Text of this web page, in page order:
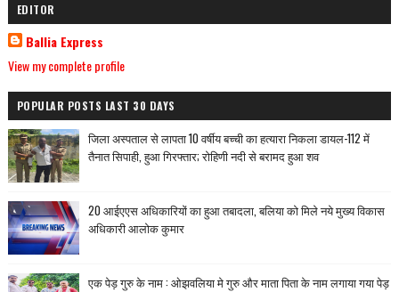
EDITOR
Ballia Express
View my complete profile
POPULAR POSTS LAST 30 DAYS
जिला अस्पताल से लापता 10 वर्षीय बच्ची का हत्यारा निकला डायल-112 में
तैनात सिपाही, हुआ गिरफ्तार; रोहिणी नदी से बरामद हुआ शव
20 आईएएस अधिकारियों का हुआ तबादला, बलिया को मिले नये मुख्य विकास
अधिकारी आलोक कुमार
एक पेड़ गुरु के नाम : ओझवलिया मे गुरु और माता पिता के नाम लगाया गया पेड़